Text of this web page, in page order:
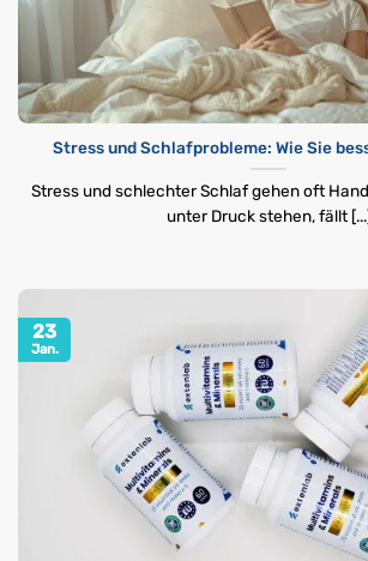
Stress und Schlafprobleme: Wie Sie
Stress und schlechter Schlaf gehen oft
unter Druck stehen, fällt
23
Jan.